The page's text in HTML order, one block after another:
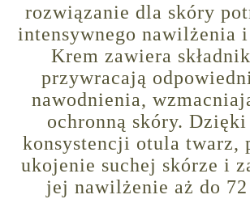
rozwiązanie dla skóry
intensywnego nawilżenia
Krem zawiera
przywracają
nawodnienia,
ochronną skóry. Dzięki
konsystencji otula twarz,
ukojenie suchej skórze i
jej nawilżenie aż do